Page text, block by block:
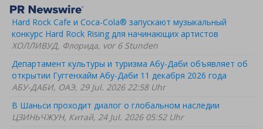
Hard Rock Cafe и Coca-Cola® запускают музыкальный
конкурс Hard Rock Rising для начинающих артистов
ХОЛЛИВУД, Флорида, vor 6 Stunden
Департамент культуры и туризма Абу-Даби объявляет об
открытии Гуггенхайм Абу-Даби 11 декабря 2026 года
АБУ-ДАБИ, ОАЭ, 29 Jul. 2026 22:58 Uhr
В Шаньси проходит диалог о глобальном наследии
ЦЗИНЬЧЖУН, Китай, 24 Jul. 2026 05:52 Uhr